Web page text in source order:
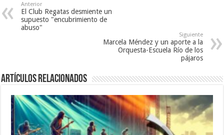
Anterior
El Club Regatas desmiente un
supuesto "encubrimiento de
abuso"
Siguiente
Marcela Méndez y un aporte a la
Orquesta-Escuela Río de los
pájaros
Artículos Relacionados